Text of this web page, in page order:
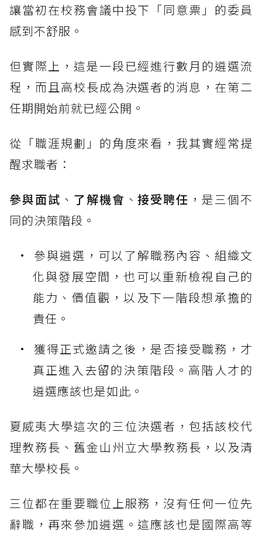
讓當初在校務會議中投下「同意票」的委員
感到不舒服。
但實際上，這是一段已經進行數月的遴選流
程，而且高校長成為決選者的消息，在第二
任期開始前就已經公開。
從「職涯規劃」的角度來看，我其實經常提
醒求職者：
參與面試 、 了解機會 、接受聘任 ，是三個不
同的決策階段。
參與遴選，可以了解職務內容、組織文
化與發展空間，也可以重新檢視自己的
能力、價值觀，以及下一階段想承擔的
責任。
獲得正式邀請之後，是否接受職務，才
真正進入去留的決策階段。高階人才的
遴選應該也是如此。
夏威夷大學這次的三位決選者，包括該校代
理教務長、舊金山州立大學教務長，以及清
華大學校長。
三位都在重要職位上服務，沒有任何一位先
辭職，再來參加遴選。這應該也是國際高等